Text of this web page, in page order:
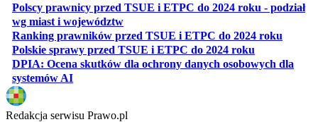
Polscy prawnicy przed TSUE i ETPC do 2024 roku - podział
wg miast i województwotwiera się w nowej karcie
Ranking prawników przed TSUE i ETPC do 2024 roku
Polskie sprawy przed TSUE i ETPC do 2024 roku
DPIA: Ocena skutków dla ochrony danych osobowych dla
systemów AIotwiera się w nowej karcie
Redakcja serwisu Prawo.pl